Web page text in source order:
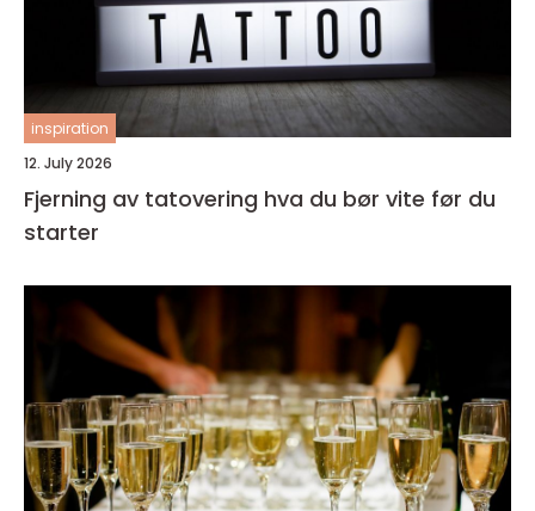
inspiration
12. July 2026
Fjerning av tatovering hva du bør vite før du
starter